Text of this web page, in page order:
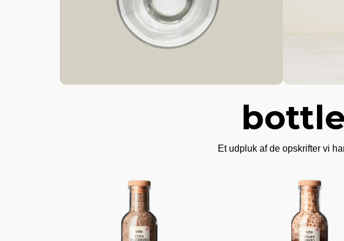
Et udpluk af de opskrifter vi